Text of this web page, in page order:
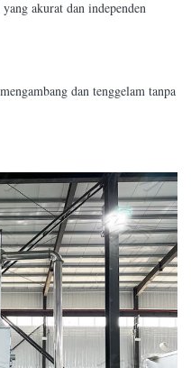
akurat dan independen
dan tenggelam tanpa